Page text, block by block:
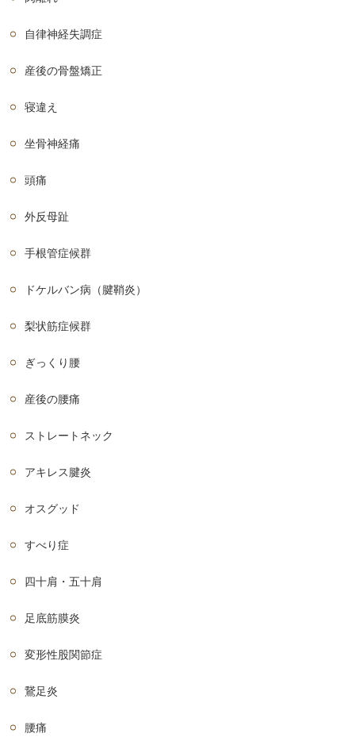
自律神経失調症
産後の骨盤矯正
寝違え
坐骨神経痛
頭痛
外反母趾
手根管症候群
ドケルバン病（腱鞘炎）
梨状筋症候群
ぎっくり腰
産後の腰痛
ストレートネック
アキレス腱炎
オスグッド
すべり症
四十肩・五十肩
足底筋膜炎
変形性股関節症
鵞足炎
腰痛